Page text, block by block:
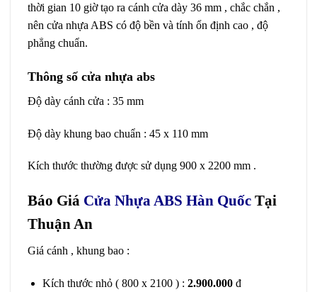
thời gian 10 giờ tạo ra cánh cửa dày 36 mm , chắc chắn ,
nên cửa nhựa ABS có độ bền và tính ổn định cao , độ
phẳng chuẩn.
Thông số cửa nhựa abs
Độ dày cánh cửa : 35 mm
Độ dày khung bao chuẩn : 45 x 110 mm
Kích thước thường được sử dụng 900 x 2200 mm .
Báo Giá Cửa Nhựa ABS Hàn Quốc Tại
Thuận An
Giá cánh , khung bao :
Kích thước nhỏ ( 800 x 2100 ) : 2.900.000đ